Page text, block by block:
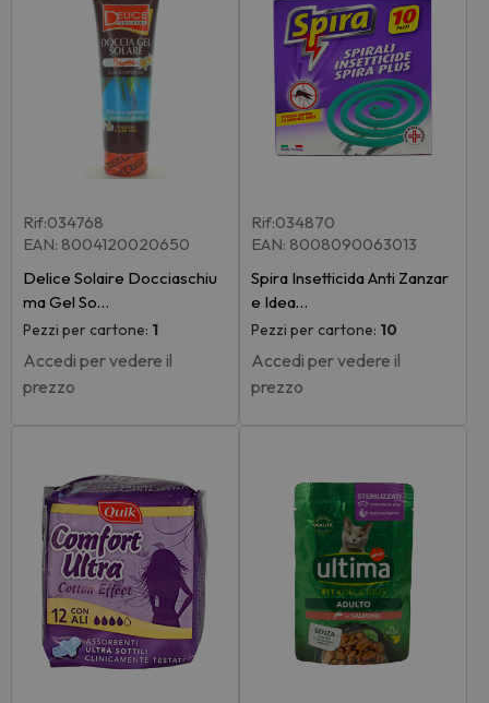
Rif:034768
EAN: 8004120020650
Delice Solaire Docciaschiu
ma Gel So…
Pezzi per cartone: 1
Accedi per vedere il
prezzo
Rif:034870
EAN: 8008090063013
Spira Insetticida Anti Zanzar
e Idea…
Pezzi per cartone: 10
Accedi per vedere il
prezzo